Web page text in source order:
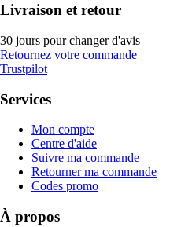
Livraison et retour
30 jours pour changer d'avis
Retournez votre commande
Trustpilot
Services
Mon compte
Centre d'aide
Suivre ma commande
Retourner ma commande
Codes promo
À propos